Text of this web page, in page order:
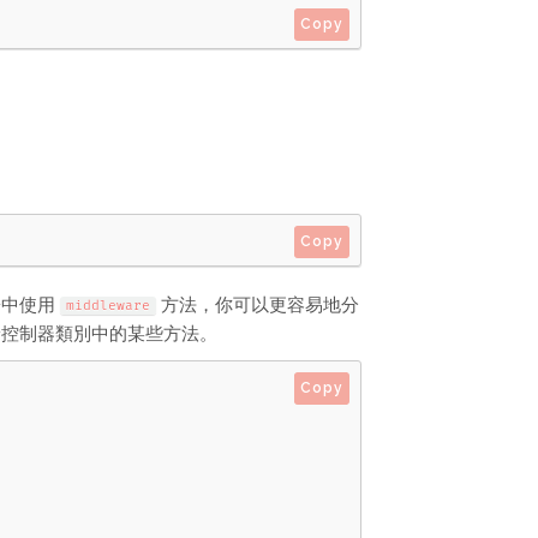
Copy
Copy
使用 middleware
方法，你可以更容易地分
制器類別中的某些方法。
Copy